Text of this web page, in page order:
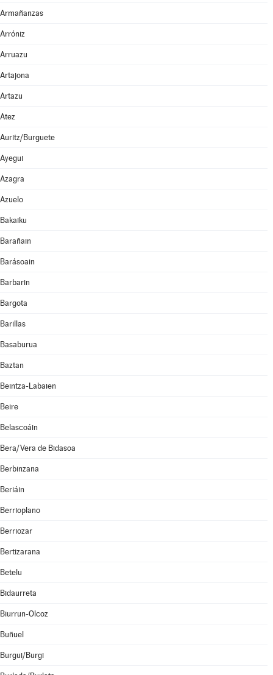
Armañanzas
Arróniz
Arruazu
Artajona
Artazu
Atez
Auritz/Burguete
Ayegui
Azagra
Azuelo
Bakaiku
Barañain
Barásoain
Barbarin
Bargota
Barillas
Basaburua
Baztan
Beintza-Labaien
Beire
Belascoáin
Bera/Vera de Bidasoa
Berbinzana
Beriáin
Berrioplano
Berriozar
Bertizarana
Betelu
Bidaurreta
Biurrun-Olcoz
Buñuel
Burgui/Burgi